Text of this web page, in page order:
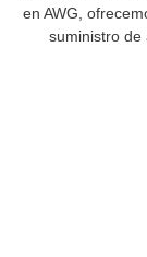
en AWG,
suministro de